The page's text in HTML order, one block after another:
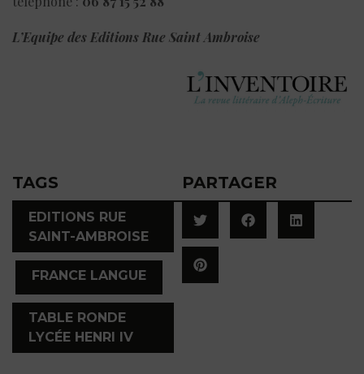
L’Equipe des Editions Rue Saint Ambroise
TAGS
EDITIONS RUE
SAINT-AMBROISE
FRANCE LANGUE
TABLE RONDE
LYCÉE HENRI IV
PARTAGER